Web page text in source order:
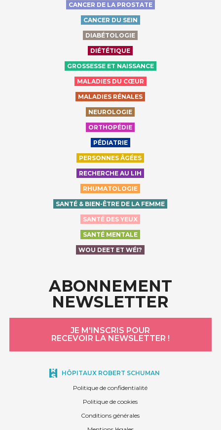
CANCER DE LA PROSTATE
CANCER DU SEIN
DIABÉTOLOGIE
DIÉTÉTIQUE
GROSSESSE ET NAISSANCE
MALADIES DU CŒUR
MALADIES RÉNALES
NEUROLOGIE
ORTHOPÉDIE
PÉDIATRIE
PERSONNES ÂGÉES
RECHERCHE AU LIH
RHUMATOLOGIE
SANTÉ & BIEN-ÊTRE DE LA FEMME
SANTÉ DES YEUX
SANTÉ MENTALE
WOU DEET ET WÉI?
ABONNEMENT
NEWSLETTER
JE M'INSCRIS POUR
RECEVOIR LA NEWSLETTER !
HÔPITAUX ROBERT SCHUMAN
Politique de confidentialité
Politique de cookies
Conditions générales